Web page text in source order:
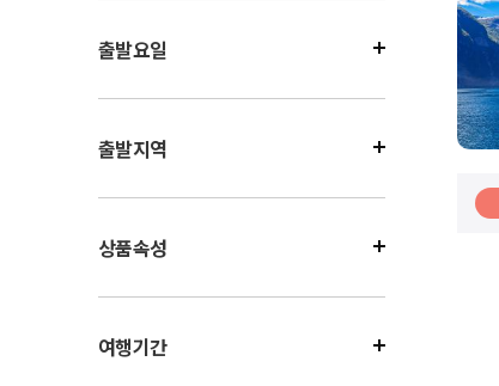
출발요일
출발지역
상품속성
여행기간